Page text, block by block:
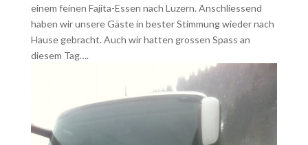
einem feinen Fajita-Essen nach Luzern. Anschliessend
haben wir unsere Gäste in bester Stimmung wieder nach
Hause gebracht. Auch wir hatten grossen Spass an
diesem Tag….